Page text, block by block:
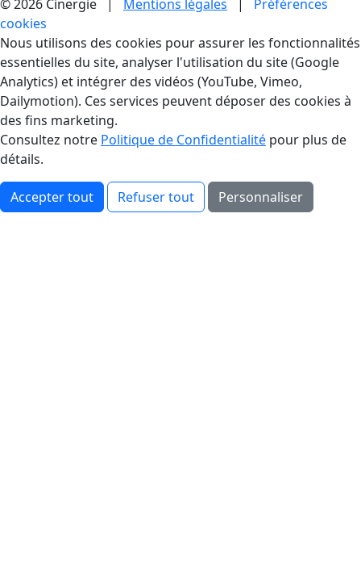
© 2026 Cinergie | Mentions légales | Préférences
cookies
Gestion des Cookies
Nous utilisons des cookies pour assurer les fonctionnalités
essentielles du site, analyser l'utilisation du site (Google
Analytics) et intégrer des vidéos (YouTube, Vimeo,
Dailymotion). Ces services peuvent déposer des cookies à
des fins marketing.
Consultez notre Politique de Confidentialité pour plus de
détails.
Accepter tout Refuser tout Personnaliser